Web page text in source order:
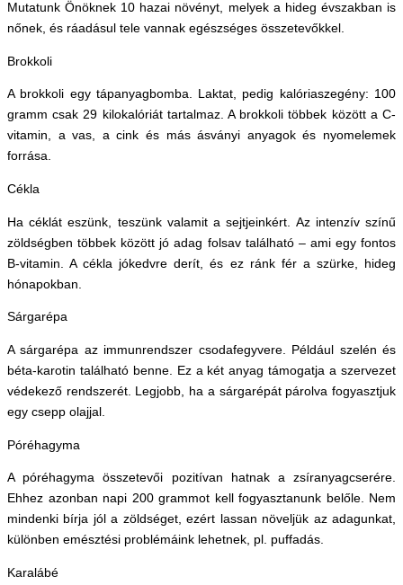
Mutatunk Önöknek 10 hazai növényt, melyek a hideg évszakban is
nőnek, és ráadásul tele vannak egészséges összetevőkkel.
Brokkoli
A brokkoli egy tápanyagbomba. Laktat, pedig kalóriaszegény: 100
gramm csak 29 kilokalóriát tartalmaz. A brokkoli többek között a C-
vitamin, a vas, a cink és más ásványi anyagok és nyomelemek
forrása.
Cékla
Ha céklát eszünk, teszünk valamit a sejtjeinkért. Az intenzív színű
zöldségben többek között jó adag folsav található – ami egy fontos
B-vitamin. A cékla jókedvre derít, és ez ránk fér a szürke, hideg
hónapokban.
Sárgarépa
A sárgarépa az immunrendszer csodafegyvere. Például szelén és
béta-karotin található benne. Ez a két anyag támogatja a szervezet
védekező rendszerét. Legjobb, ha a sárgarépát párolva fogyasztjuk
egy csepp olajjal.
Póréhagyma
A póréhagyma összetevői pozitívan hatnak a zsíranyagcserére.
Ehhez azonban napi 200 grammot kell fogyasztanunk belőle. Nem
mindenki bírja jól a zöldséget, ezért lassan növeljük az adagunkat,
különben emésztési problémáink lehetnek, pl. puffadás.
Karalábé